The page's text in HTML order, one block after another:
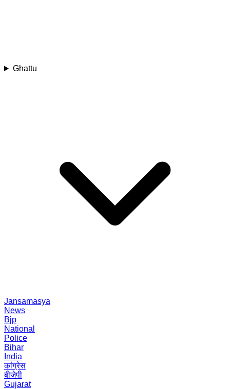
Ghattu
Jansamasya
News
Bjp
National
Police
Bihar
India
कांग्रेस
बीजेपी
Gujarat